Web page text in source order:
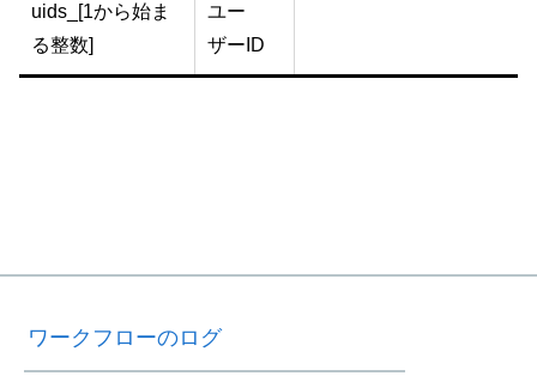
uids_[1から始ま
る整数]
ユー
ザーID
ワークフローのログ